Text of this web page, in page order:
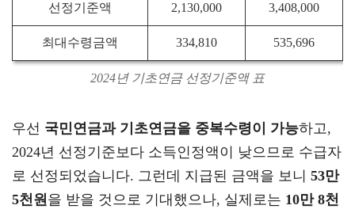
선정기준액 2,130,000 3,408,000
최대수령금액 334,810 535,696
2024년 기초연금 선정기준액 표
우선 국민연금과 기초연금을 중복수령이 가능하고,
2024년 선정기준보다 소득인정액이 낮으므로 수급자
로 선정되었습니다. 그런데 지급된 금액을 보니 53만
5천원을 받을 것으로 기대했으나, 실제로는 10만 8천